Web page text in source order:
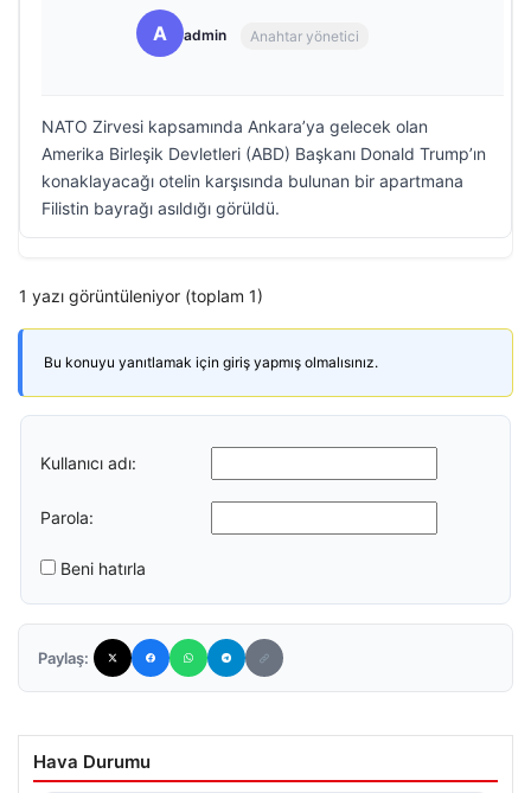
A admin Anahtar yönetici
NATO Zirvesi kapsamında Ankara’ya gelecek olan
Amerika Birleşik Devletleri (ABD) Başkanı Donald Trump’ın
konaklayacağı otelin karşısında bulunan bir apartmana
Filistin bayrağı asıldığı görüldü.
1 yazı görüntüleniyor (toplam 1)
Bu konuyu yanıtlamak için giriş yapmış olmalısınız.
Kullanıcı adı:
Parola:
Beni hatırla
Paylaş:
Hava Durumu